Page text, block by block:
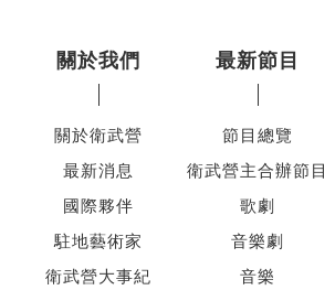
關於我們
關於衛武營
最新消息
國際夥伴
駐地藝術家
衛武營大事紀
最新節目
節目總覽
衛武營主合辦節目
歌劇
音樂劇
音樂